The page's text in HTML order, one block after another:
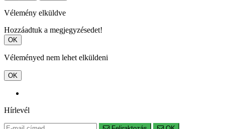
Vélemény elküldve
Hozzáadtuk a megjegyzésedet!
OK
Véleményed nem lehet elküldeni
OK
Hírlevél